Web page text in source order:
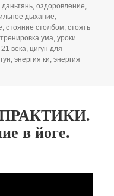
,оздоровление,
дыхание,
,стояние столбом,стоять
тренировка ума,уроки
21 века,цигун для
,энергия ки,энергия
в йоге.